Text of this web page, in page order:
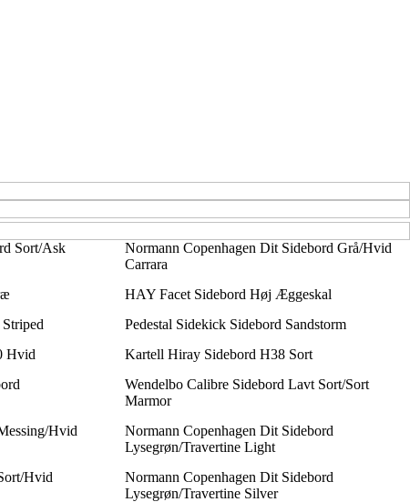
Sort/Ask
Normann Copenhagen Dit Sidebord Grå/Hvid
Carrara
HAY Facet Sidebord Høj Æggeskal
Pedestal Sidekick Sidebord Sandstorm
Hvid
Kartell Hiray Sidebord H38 Sort
Wendelbo Calibre Sidebord Lavt Sort/Sort
Marmor
Hvid
Normann Copenhagen Dit Sidebord
Lysegrøn/Travertine Light
Hvid
Normann Copenhagen Dit Sidebord
Lysegrøn/Travertine Silver